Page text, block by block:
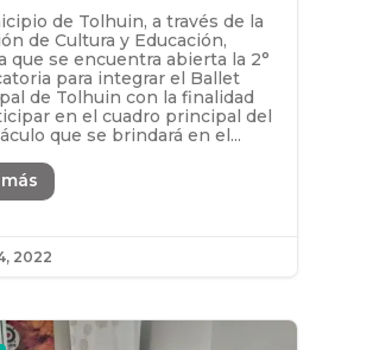
de Tolhuin, a través de la
de Cultura y Educación,
que se encuentra abierta la 2°
para integrar el Ballet
de Tolhuin con la finalidad
en el cuadro principal del
que se brindará en el...
2022